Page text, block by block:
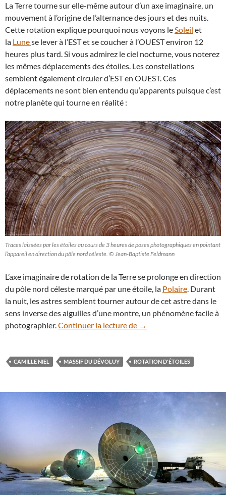
La Terre tourne sur elle-même autour d’un axe imaginaire, un
mouvement à l’origine de l’alternance des jours et des nuits.
Cette rotation explique pourquoi nous voyons leSoleil et
la Lunese lever à l’EST et se coucher à l’OUEST environ 12
heures plus tard. Si vous admirez le ciel nocturne, vous noterez
les mêmes déplacements des étoiles. Les constellations
semblent également circuler d’EST en OUEST. Ces
déplacements ne sont bien entendu qu’apparents puisque c’est
notre planète qui tourne en réalité :
Traces laissées par les étoiles au cours de 3 heures de poses photographiques en pointant
l’appareil en direction du pôle nord céleste. © Jean-Baptiste Feldmann
L’axe imaginaire de rotation de la Terre se prolonge en direction
du pôle nord céleste marqué par une étoile, la Polaire. Durant
la nuit, les astres semblent tourner autour de cet astre dans le
sens inverse des aiguilles d’une montre, un phénomène facile à
photographier.Continuer la lecture de Spectaculaire rotation
→
CAMILLE NIEL MASSIF DU DÉVOLUY ROTATION D'ÉTOILES